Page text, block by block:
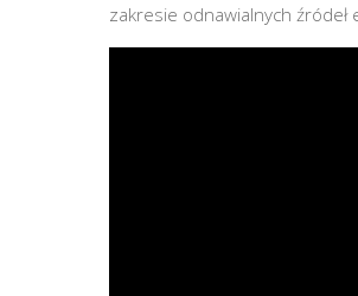
zakresie odnawialnych